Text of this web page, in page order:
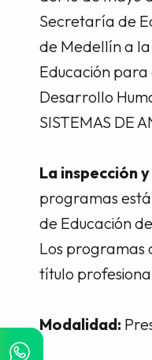
Secretaría de
de Medellín a
Educación
Desarrollo
SISTEMAS DE
La inspección
programas
de Educación
Los programas
título
Modalidad: